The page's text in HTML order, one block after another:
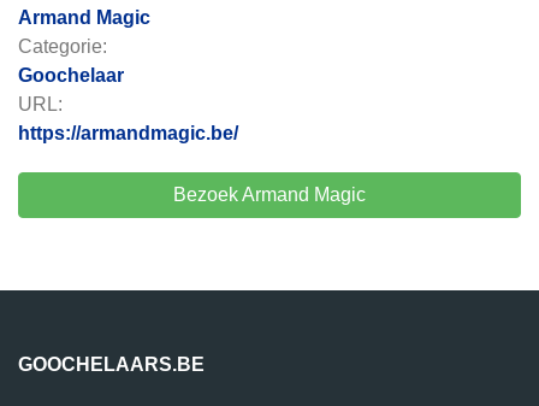
Armand Magic
Categorie:
Goochelaar
URL:
https://armandmagic.be/
Bezoek Armand Magic
GOOCHELAARS.BE